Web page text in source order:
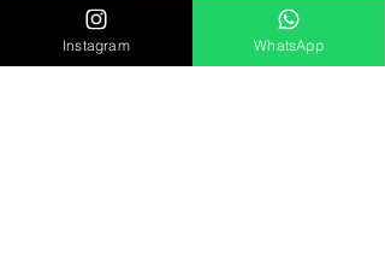
Instagram WhatsApp